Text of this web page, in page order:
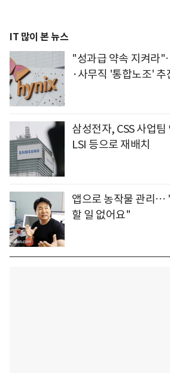
IT 많이 본 뉴스
"성과급 약속 지켜라
·사무직 '통합노조' 추
삼성전자, CSS 사업
LSI 등으로 재배치
앱으로 농작물 관리…
할 일 없어요"